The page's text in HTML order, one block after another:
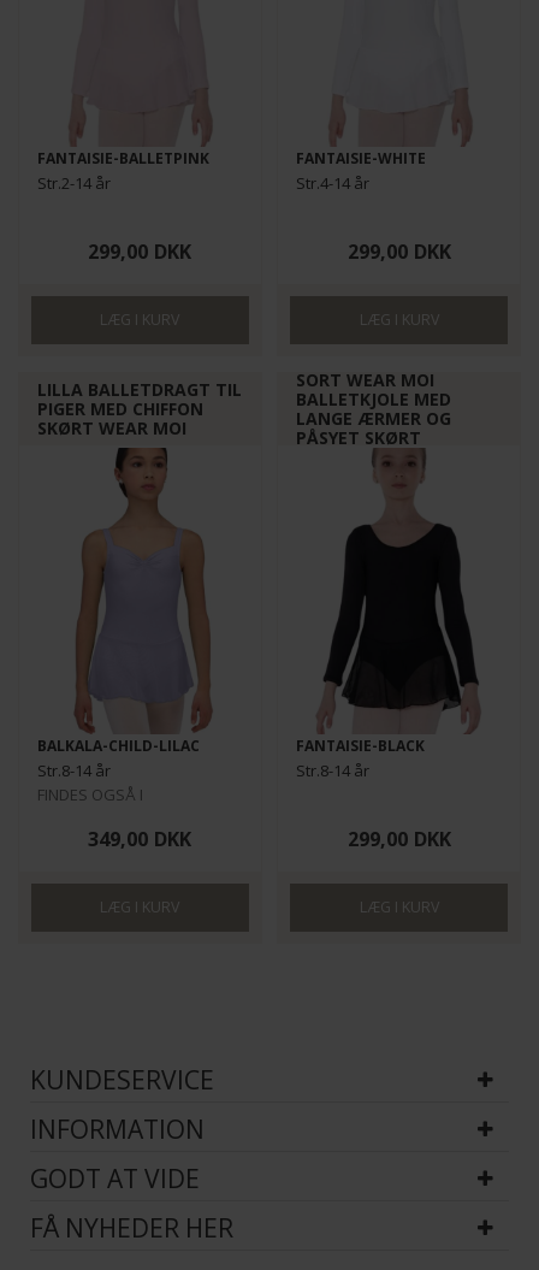
FANTAISIE-BALLETPINK
Str.2-14 år
299,00 DKK
FANTAISIE-WHITE
Str.4-14 år
299,00 DKK
LILLA BALLETDRAGT TIL
PIGER MED CHIFFON
SKØRT WEAR MOI
BALKALA-CHILD-LILAC
Str.8-14 år
FINDES OGSÅ I
349,00 DKK
SORT WEAR MOI
BALLETKJOLE MED
LANGE ÆRMER OG
PÅSYET SKØRT
FANTAISIE-BLACK
Str.8-14 år
299,00 DKK
KUNDESERVICE
INFORMATION
GODT AT VIDE
FÅ NYHEDER HER